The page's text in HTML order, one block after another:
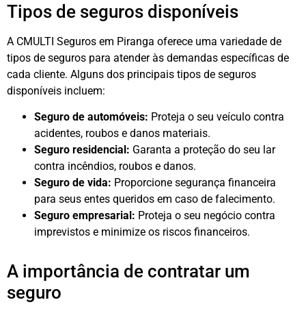
Tipos de seguros disponíveis
A CMULTI Seguros em Piranga oferece uma variedade de
tipos de seguros para atender às demandas específicas de
cada cliente. Alguns dos principais tipos de seguros
disponíveis incluem:
Seguro de automóveis: Proteja o seu veículo contra
acidentes, roubos e danos materiais.
Seguro residencial: Garanta a proteção do seu lar
contra incêndios, roubos e danos.
Seguro de vida: Proporcione segurança financeira
para seus entes queridos em caso de falecimento.
Seguro empresarial: Proteja o seu negócio contra
imprevistos e minimize os riscos financeiros.
A importância de contratar um
seguro